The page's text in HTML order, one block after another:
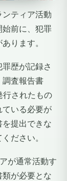
ティア活動
前に、犯罪
ります。
歴が記録さ
調査報告書
行されたもの
いる必要が
提出できな
ださい。
が通常活動す
が必要とな